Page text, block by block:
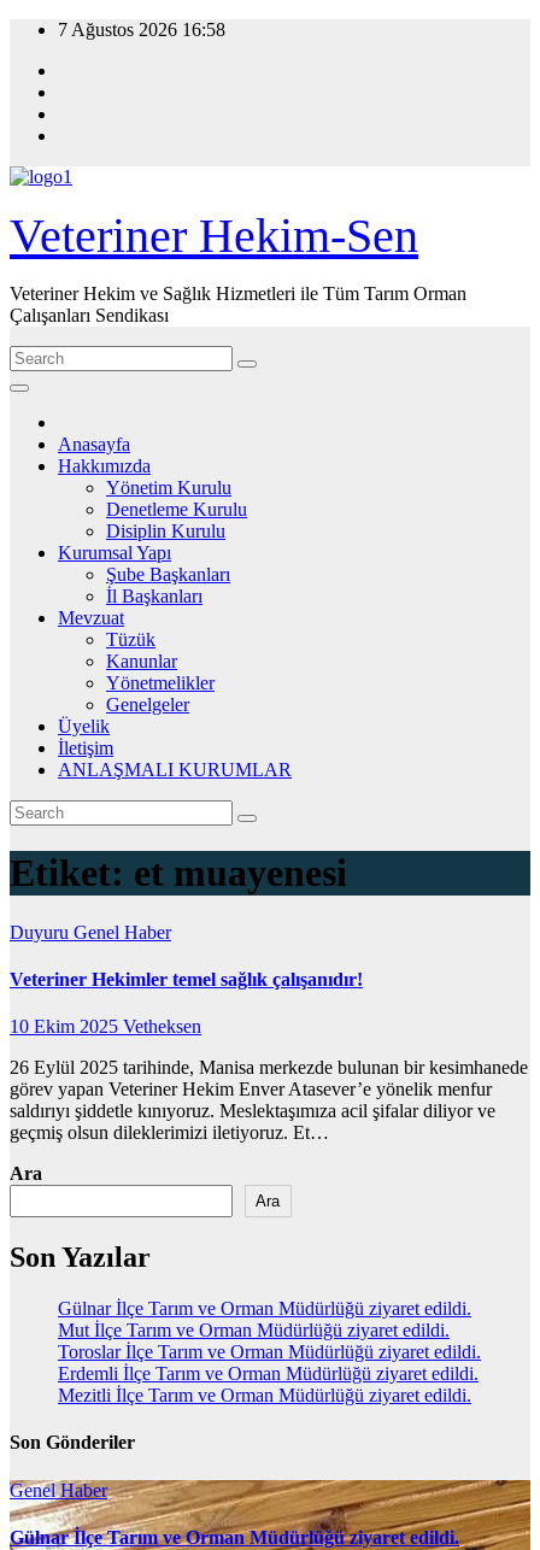
Skip
content
7 Ağustos 2026 16:58
Veteriner Hekim-Sen
Veteriner Hekim ve Sağlık Hizmetleri ile Tüm Tarım Orman
Çalışanları Sendikası
Anasayfa
Hakkımızda
Yönetim Kurulu
Denetleme Kurulu
Disiplin Kurulu
Kurumsal Yapı
Şube Başkanları
İl Başkanları
Mevzuat
Tüzük
Kanunlar
Yönetmelikler
Genelgeler
Üyelik
İletişim
ANLAŞMALI KURUMLAR
Etiket: et muayenesi
Duyuru Genel Haber
Veteriner Hekimler temel sağlık çalışanıdır!
10 Ekim 2025 Vetheksen
26 Eylül 2025 tarihinde, Manisa merkezde bulunan bir kesimhanede
görev yapan Veteriner Hekim Enver Atasever’e yönelik menfur
saldırıyı şiddetle kınıyoruz. Meslektaşımıza acil şifalar diliyor ve
geçmiş olsun dileklerimizi iletiyoruz. Et…
Ara
Ara
Son Yazılar
Gülnar İlçe Tarım ve Orman Müdürlüğü ziyaret edildi.
Mut İlçe Tarım ve Orman Müdürlüğü ziyaret edildi.
Toroslar İlçe Tarım ve Orman Müdürlüğü ziyaret edildi.
Erdemli İlçe Tarım ve Orman Müdürlüğü ziyaret edildi.
Mezitli İlçe Tarım ve Orman Müdürlüğü ziyaret edildi.
Son Gönderiler
GenelHaber
Gülnar İlçe Tarım ve Orman Müdürlüğü ziyaret edildi.